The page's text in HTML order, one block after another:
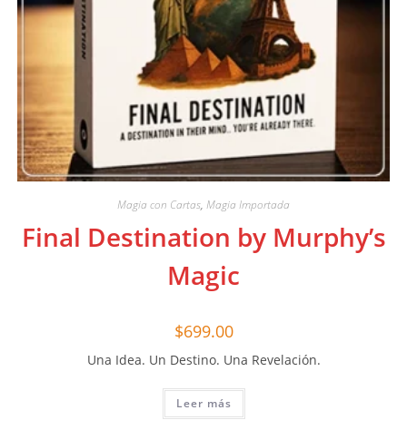
Magia con Cartas, Magia Importada
Final Destination by Murphy’s
Magic
$699.00
Una Idea. Un Destino. Una Revelación.
Leer más